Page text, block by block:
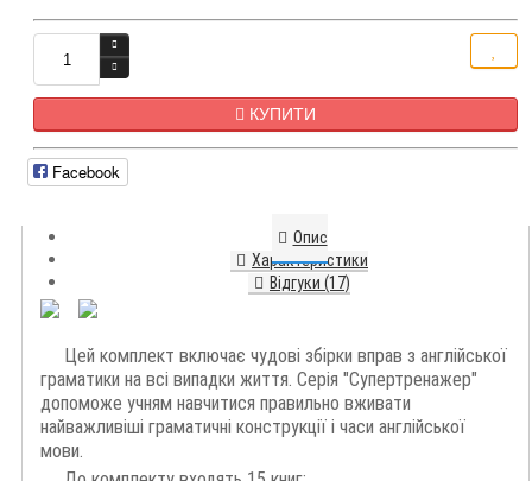
КУПИТИ
Facebook
Опис
Характеристики
Відгуки (17)
Цей комплект включає чудові збірки вправ з англійської
граматики на всі випадки життя. Серія "Супертренажер"
допоможе учням навчитися правильно вживати
найважливіші граматичні конструкції і часи англійської
мови.